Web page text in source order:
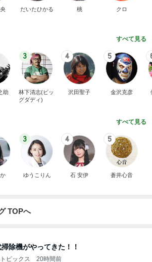
だいたひかる 桃 クロ
すべて見る
助
3
林下清志(ビッ
グダディ)
4
沢田聖子
5
金沢克彦
すべて見る
3
ゆうこりん
4
石 安伊
5
蒼井心音
TOPへ
除機がやってきた！！
ピックス 20時間前